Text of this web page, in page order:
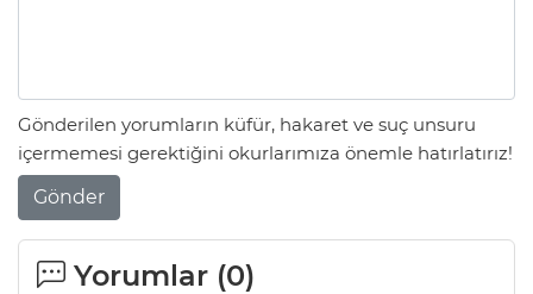
Gönderilen yorumların küfür, hakaret ve suç unsuru
içermemesi gerektiğini okurlarımıza önemle hatırlatırız!
Gönder
Yorumlar (0)